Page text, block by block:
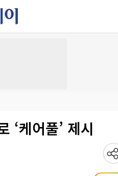
‘케어풀’ 제시